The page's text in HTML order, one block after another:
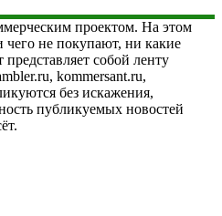
проектом. На этом
чего не покупают, ни какие
собой ленту
kommersant.ru,
без искажения,
публикуемых новостей